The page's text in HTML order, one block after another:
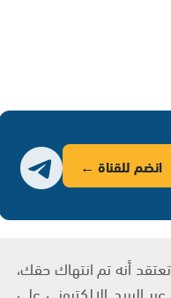
انضم للقناة ←
أ من قانون حقوق التأليف والنشر 2007، وإن كنت تعتقد أنه تم انتهاك حقك،